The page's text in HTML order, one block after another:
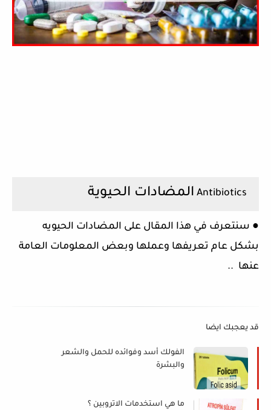
Antibiotics المضادات الحيوية
● سنتعرف في هذا المقال على المضادات الحيويه
بشكل عام تعريفها وعملها وبعض المعلومات العامة
عنها ..
قد يعجبك ايضا
الفولك أسد وفوائده للحمل والشعر
والبشرة
ما هي استخدمات الاتروبين ؟